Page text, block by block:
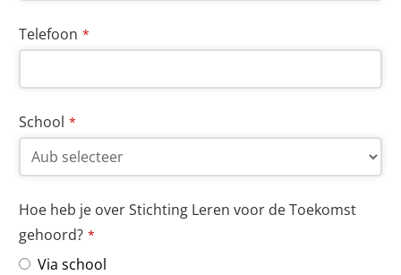
Telefoon *
School *
Hoe heb je over Stichting Leren voor de Toekomst
gehoord? *
Via school